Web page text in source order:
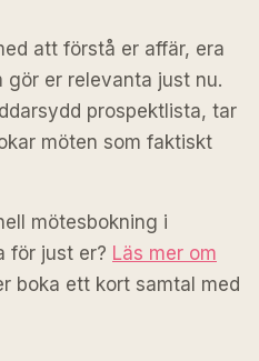
att förstå er affär, era
gör er relevanta just nu.
prospektlista, tar
möten som faktiskt
mötesbokning i
för just er? Läs mer om
boka ett kort samtal med